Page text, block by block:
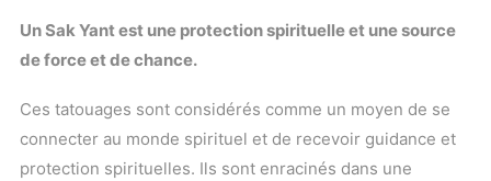
Un Sak Yant est une protection spirituelle et une source
de force et de chance.
Ces tatouages sont considérés comme un moyen de se
connecter au monde spirituel et de recevoir guidance et
protection spirituelles. Ils sont enracinés dans une